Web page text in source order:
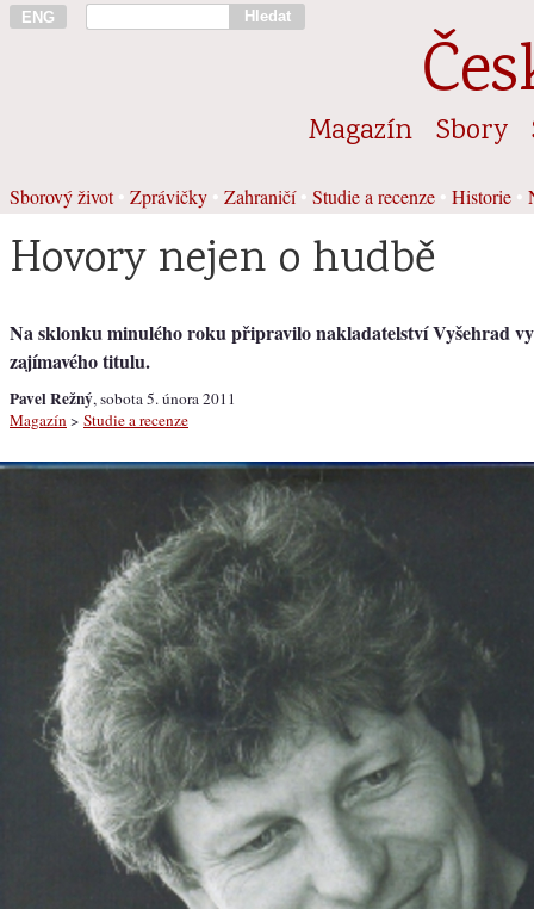
ENG Hledat
Magazín Sbory
Sborový život• Zprávičky Zahraničí• Studie a recenze Historie
Hovory nejen o hudbě
Na sklonku minulého roku připravilo nakladatelství Vyšehrad
zajímavého titulu.
Pavel Režný, sobota 5. února 2011
Magazín > Studie a recenze